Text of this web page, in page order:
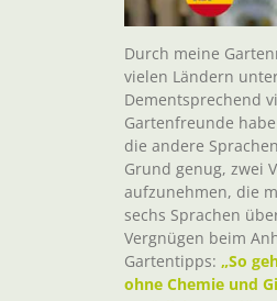
Durch meine
vielen Ländern
Dementsprechend
Gartenfreunde
die andere
Grund genug, zwei
aufzunehmen, die
sechs Sprachen
Vergnügen beim
Gartentipps: „So
ohne Chemie und